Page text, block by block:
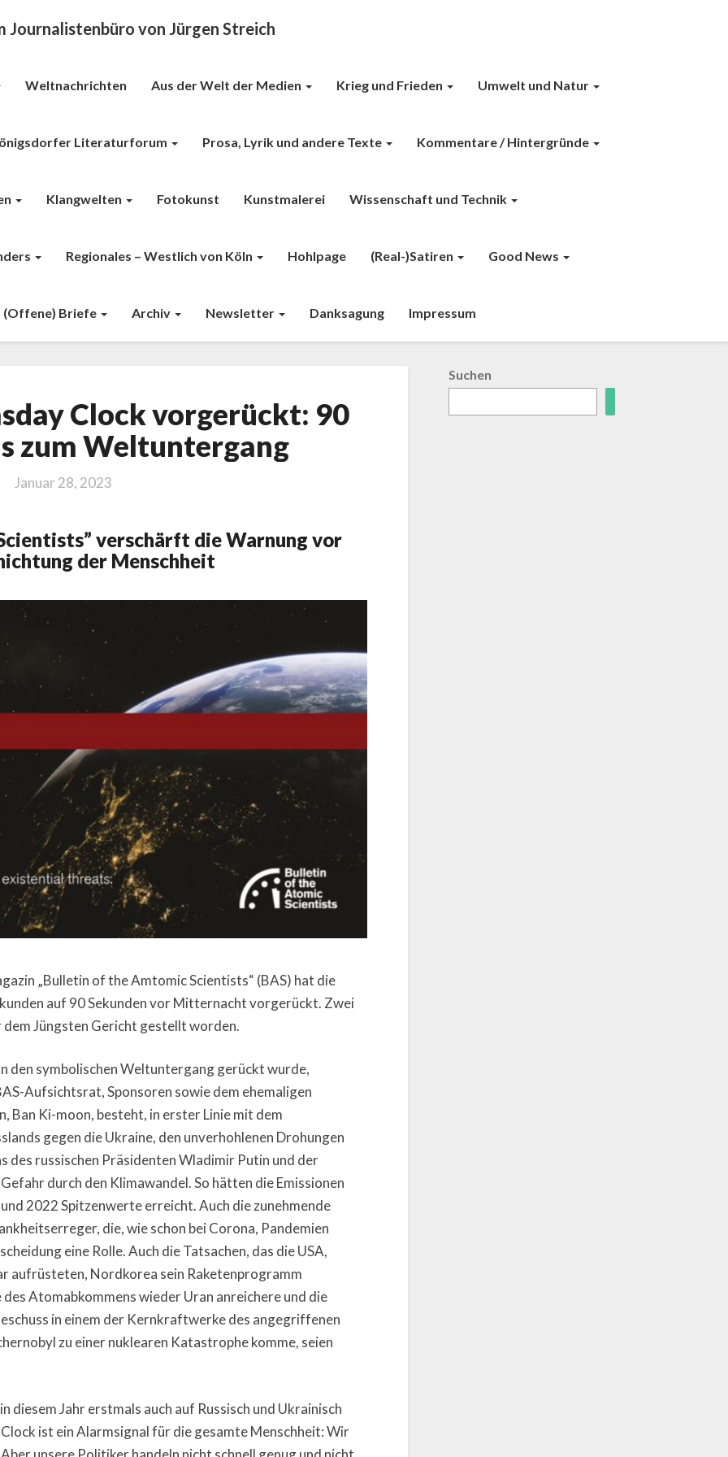
Journalistenbüro von Jürgen Streich
Weltnachrichten Aus der Welt der Medien Krieg und Frieden Umwelt und Natur
Literaturforum Prosa, Lyrik und andere Texte Kommentare / Hintergründe
Klangwelten Fotokunst Kunstmalerei Wissenschaft und Technik
Regionales – Westlich von Köln Hohlpage (Real-)Satiren Good News
(Offene) Briefe Archiv Newsletter Danksagung Impressum
der
Doomsday
Clock
90
bis
zum
Weltuntergang
Clock vorgerückt: 90
zum Weltuntergang
Januar 28, 2023
verschärft die Warnung vor
der Menschheit
„Bulletin of the Amtomic Scientists“ (BAS) hat die
auf 90 Sekunden vor Mitternacht vorgerückt. Zwei
dem Jüngsten Gericht gestellt worden.
den symbolischen Weltuntergang gerückt wurde,
Aufsichtsrat, Sponsoren sowie dem ehemaligen
Ban Ki-moon, besteht, in erster Linie mit dem
gegen die Ukraine, den unverhohlenen Drohungen
des russischen Präsidenten Wladimir Putin und der
durch den Klimawandel. So hätten die Emissionen
2022 Spitzenwerte erreicht. Auch die zunehmende
die, wie schon bei Corona, Pandemien
eine Rolle. Auch die Tatsachen, das die USA,
aufrüsteten, Nordkorea sein Raketenprogramm
Atomabkommens wieder Uran anreichere und die
in einem der Kernkraftwerke des angegriffenen
zu einer nuklearen Katastrophe komme, seien
diesem Jahr erstmals auch auf Russisch und Ukrainisch
ist ein Alarmsignal für die gesamte Menschheit: Wir
Suchen